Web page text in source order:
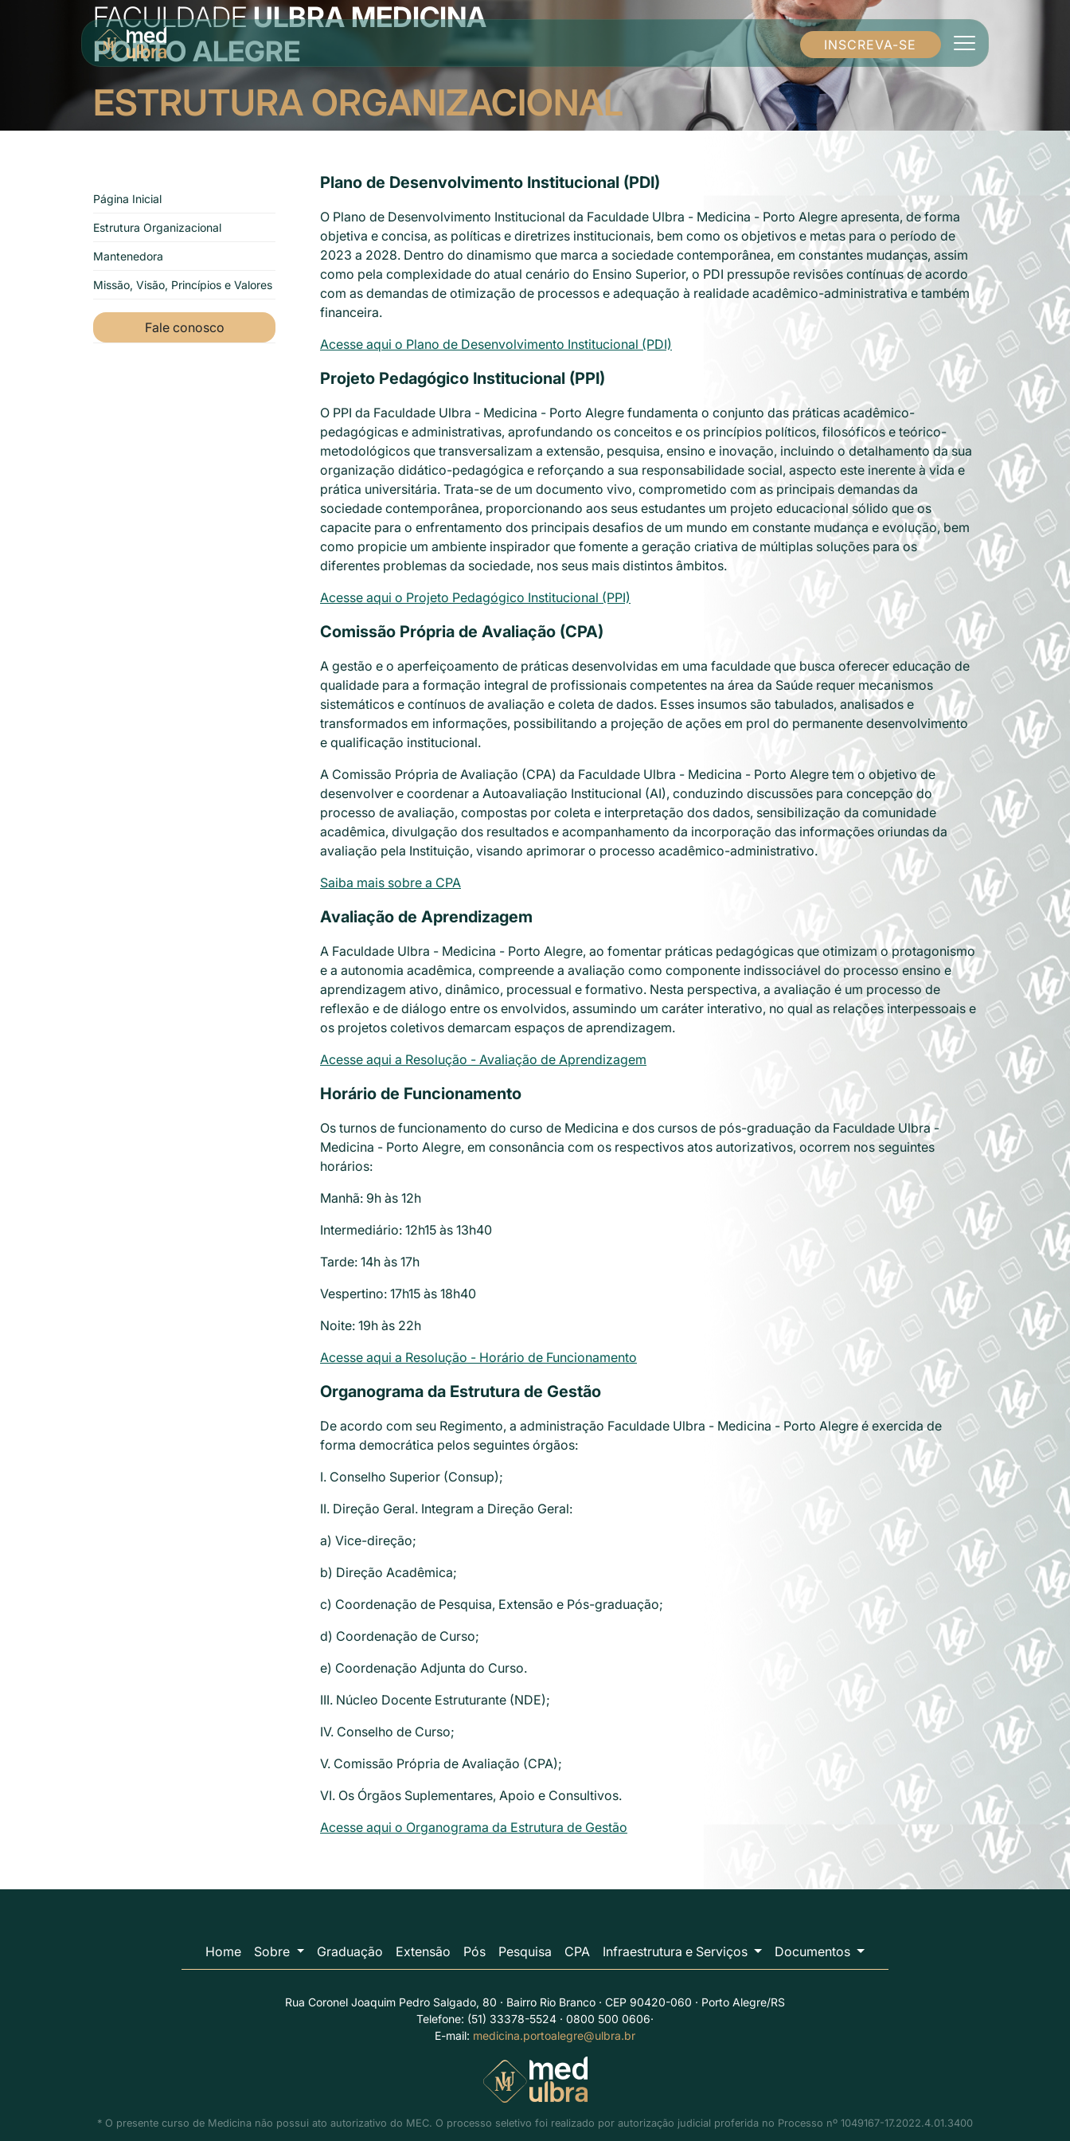
INSCREVA-SE
FACULDADEULBRA MEDICINA
PORTO ALEGRE
ESTRUTURA ORGANIZACIONAL
Página Inicial
Estrutura Organizacional
Mantenedora
Missão, Visão, Princípios e Valores
Fale conosco
Plano de Desenvolvimento Institucional (PDI)
O Plano de Desenvolvimento Institucional da Faculdade Ulbra - Medicina - Porto Alegre apresenta, de forma
objetiva e concisa, as políticas e diretrizes institucionais, bem como os objetivos e metas para o período de
2023 a 2028. Dentro do dinamismo que marca a sociedade contemporânea, em constantes mudanças, assim
como pela complexidade do atual cenário do Ensino Superior, o PDI pressupõe revisões contínuas de acordo
com as demandas de otimização de processos e adequação à realidade acadêmico-administrativa e também
financeira.
Acesse aqui o Plano de Desenvolvimento Institucional (PDI)
Projeto Pedagógico Institucional (PPI)
O PPI da Faculdade Ulbra - Medicina - Porto Alegre fundamenta o conjunto das práticas acadêmico-
pedagógicas e administrativas, aprofundando os conceitos e os princípios políticos, filosóficos e teórico-
metodológicos que transversalizam a extensão, pesquisa, ensino e inovação, incluindo o detalhamento da sua
organização didático-pedagógica e reforçando a sua responsabilidade social, aspecto este inerente à vida e
prática universitária. Trata-se de um documento vivo, comprometido com as principais demandas da
sociedade contemporânea, proporcionando aos seus estudantes um projeto educacional sólido que os
capacite para o enfrentamento dos principais desafios de um mundo em constante mudança e evolução, bem
como propicie um ambiente inspirador que fomente a geração criativa de múltiplas soluções para os
diferentes problemas da sociedade, nos seus mais distintos âmbitos.
Acesse aqui o Projeto Pedagógico Institucional (PPI)
Comissão Própria de Avaliação (CPA)
A gestão e o aperfeiçoamento de práticas desenvolvidas em uma faculdade que busca oferecer educação de
qualidade para a formação integral de profissionais competentes na área da Saúde requer mecanismos
sistemáticos e contínuos de avaliação e coleta de dados. Esses insumos são tabulados, analisados e
transformados em informações, possibilitando a projeção de ações em prol do permanente desenvolvimento
e qualificação institucional.
A Comissão Própria de Avaliação (CPA) da Faculdade Ulbra - Medicina - Porto Alegre tem o objetivo de
desenvolver e coordenar a Autoavaliação Institucional (AI), conduzindo discussões para concepção do
processo de avaliação, compostas por coleta e interpretação dos dados, sensibilização da comunidade
acadêmica, divulgação dos resultados e acompanhamento da incorporação das informações oriundas da
avaliação pela Instituição, visando aprimorar o processo acadêmico-administrativo.
Saiba mais sobre a CPA
Avaliação de Aprendizagem
A Faculdade Ulbra - Medicina - Porto Alegre, ao fomentar práticas pedagógicas que otimizam o protagonismo
e a autonomia acadêmica, compreende a avaliação como componente indissociável do processo ensino e
aprendizagem ativo, dinâmico, processual e formativo. Nesta perspectiva, a avaliação é um processo de
reflexão e de diálogo entre os envolvidos, assumindo um caráter interativo, no qual as relações interpessoais e
os projetos coletivos demarcam espaços de aprendizagem.
Acesse aqui a Resolução - Avaliação de Aprendizagem
Horário de Funcionamento
Os turnos de funcionamento do curso de Medicina e dos cursos de pós-graduação da Faculdade Ulbra -
Medicina - Porto Alegre, em consonância com os respectivos atos autorizativos, ocorrem nos seguintes
horários:
Manhã: 9h às 12h
Intermediário: 12h15 às 13h40
Tarde: 14h às 17h
Vespertino: 17h15 às 18h40
Noite: 19h às 22h
Acesse aqui a Resolução - Horário de Funcionamento
Organograma da Estrutura de Gestão
De acordo com seu Regimento, a administração Faculdade Ulbra - Medicina - Porto Alegre é exercida de
forma democrática pelos seguintes órgãos:
I. Conselho Superior (Consup);
II. Direção Geral. Integram a Direção Geral:
a) Vice-direção;
b) Direção Acadêmica;
c) Coordenação de Pesquisa, Extensão e Pós-graduação;
d) Coordenação de Curso;
e) Coordenação Adjunta do Curso.
III. Núcleo Docente Estruturante (NDE);
IV. Conselho de Curso;
V. Comissão Própria de Avaliação (CPA);
VI. Os Órgãos Suplementares, Apoio e Consultivos.
Acesse aqui o Organograma da Estrutura de Gestão
Home Sobre Graduação Extensão Pós Pesquisa CPA Infraestrutura e Serviços Documentos
Rua Coronel Joaquim Pedro Salgado, 80 · Bairro Rio Branco · CEP 90420-060 · Porto Alegre/RS
Telefone: (51) 33378-5524 · 0800 500 0606·
E-mail: medicina.portoalegre@ulbra.br
* O presente curso de Medicina não possui ato autorizativo do MEC. O processo seletivo foi realizado por autorização judicial proferida no Processo nº 1049167-17.2022.4.01.3400